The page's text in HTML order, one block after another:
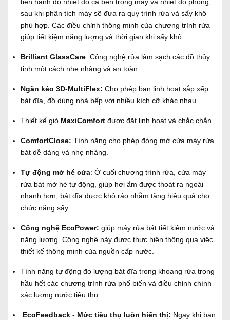
sau khi phân tích máy sẽ đưa ra quy trình rửa và sấy khô
phù hợp. Các điều chỉnh thông minh của chương trình rửa
giúp tiết kiệm năng lượng và thời gian khi sấy khô.
Brilliant GlassCare: Công nghệ rửa làm sạch các đồ thủy
tinh một cách nhẹ nhàng và an toàn.
Ngăn kéo 3D-MultiFlex: Cho phép bạn linh hoạt sắp xếp
bát đĩa, đồ dùng nhà bếp với nhiều kích cỡ khác nhau.
Thiết kế giỏ MaxiComfort được đặt linh hoạt và chắc chắn
ComfortClose: Tính năng cho phép đóng mở cửa máy rửa
bát dễ dàng và nhẹ nhàng.
Tự động mở hé cửa: Ở cuối chương trình rửa, cửa máy
rửa bát mở hé tự động, giúp hơi ẩm được thoát ra ngoài
nhanh hơn, bát đĩa được khô ráo nhằm tăng hiệu quả cho
chức năng sấy.
Công nghệ EcoPower: giúp máy rửa bát tiết kiệm nước và
năng lượng. Công nghệ này được thực hiện thông qua việc
thiết kế thông minh của nguồn cấp nước.
Tính năng tự động đo lượng bát đĩa trong khoang rửa trong
hầu hết các chương trình rửa phổ biến và điều chỉnh chính
xác lượng nước tiêu thụ.
EcoFeedback - Mức tiêu thụ luôn hiển thị: Ngay khi bạn